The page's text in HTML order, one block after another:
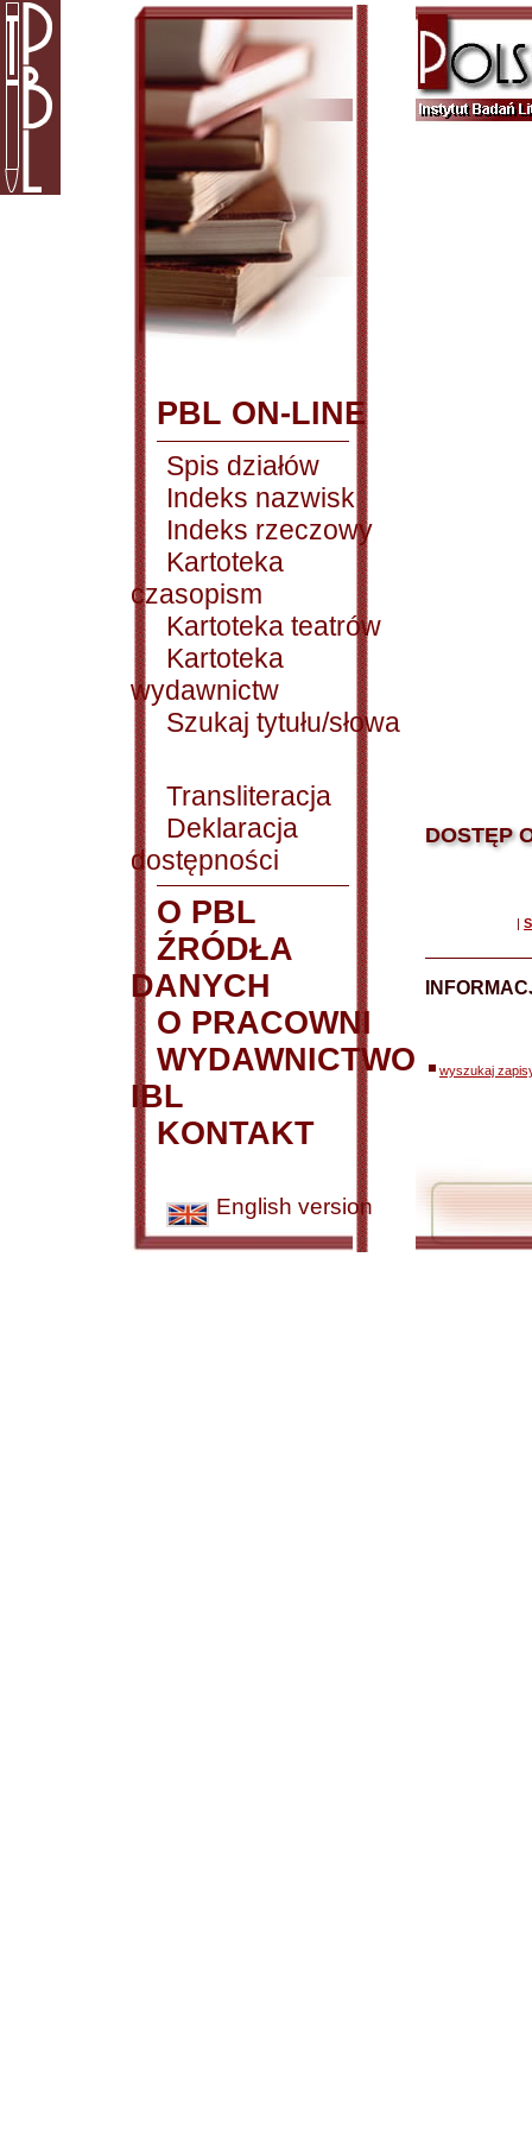
PBL ON-LINE
Spis działów
Indeks nazwisk
Indeks rzeczowy
Kartoteka
czasopism
Kartoteka teatrów
Kartoteka
wydawnictw
Szukaj tytułu/słowa
Transliteracja
Deklaracja
dostępności
O PBL
ŹRÓDŁA
DANYCH
O PRACOWNI
WYDAWNICTWO
IBL
KONTAKT
English version
DOSTĘP
|
wyszukaj